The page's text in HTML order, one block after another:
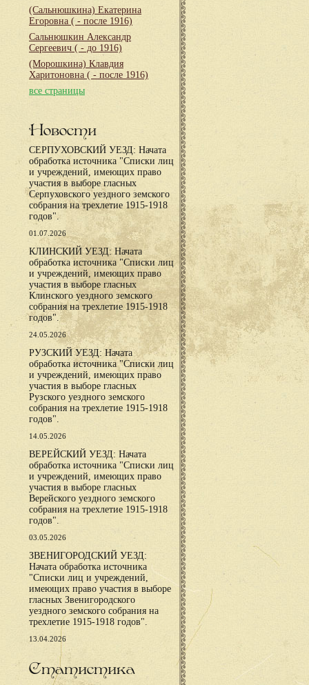
(Сальнюшкина) Екатерина
Егоровна ( - после 1916)
Сальнюшкин Александр
Сергеевич ( - до 1916)
(Морошкина) Клавдия
Харитоновна ( - после 1916)
все страницы
Новости
СЕРПУХОВСКИЙ УЕЗД: Начата
обработка источника "Списки лиц
и учреждений, имеющих право
участия в выборе гласных
Серпуховского уездного земского
собрания на трехлетие 1915-1918
годов".
01.07.2026
КЛИНСКИЙ УЕЗД: Начата
обработка источника "Списки лиц
и учреждений, имеющих право
участия в выборе гласных
Клинского уездного земского
собрания на трехлетие 1915-1918
годов".
24.05.2026
РУЗСКИЙ УЕЗД: Начата
обработка источника "Списки лиц
и учреждений, имеющих право
участия в выборе гласных
Рузского уездного земского
собрания на трехлетие 1915-1918
годов".
14.05.2026
ВЕРЕЙСКИЙ УЕЗД: Начата
обработка источника "Списки лиц
и учреждений, имеющих право
участия в выборе гласных
Верейского уездного земского
собрания на трехлетие 1915-1918
годов".
03.05.2026
ЗВЕНИГОРОДСКИЙ УЕЗД:
Начата обработка источника
"Списки лиц и учреждений,
имеющих право участия в выборе
гласных Звенигородского
уездного земского собрания на
трехлетие 1915-1918 годов".
13.04.2026
Статистика